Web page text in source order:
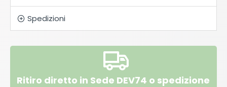
Spedizioni
Ritiro diretto in Sede DEV74 o spedizione